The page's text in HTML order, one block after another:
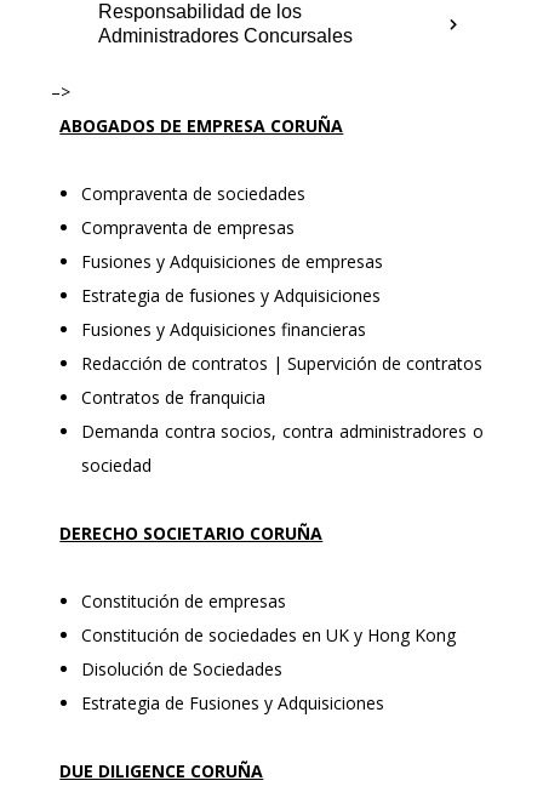
Responsabilidad de los
Administradores Concursales
–>
ABOGADOS DE EMPRESA CORUÑA
Compraventa de sociedades
Compraventa de empresas
Fusiones y Adquisiciones de empresas
Estrategia de fusiones y Adquisiciones
Fusiones y Adquisiciones financieras
Redacción de contratos | Supervición de contratos
Contratos de franquicia
Demanda contra socios, contra administradores o
sociedad
DERECHO SOCIETARIO CORUÑA
Constitución de empresas
Constitución de sociedades en UK y Hong Kong
Disolución de Sociedades
Estrategia de Fusiones y Adquisiciones
DUE DILIGENCE CORUÑA